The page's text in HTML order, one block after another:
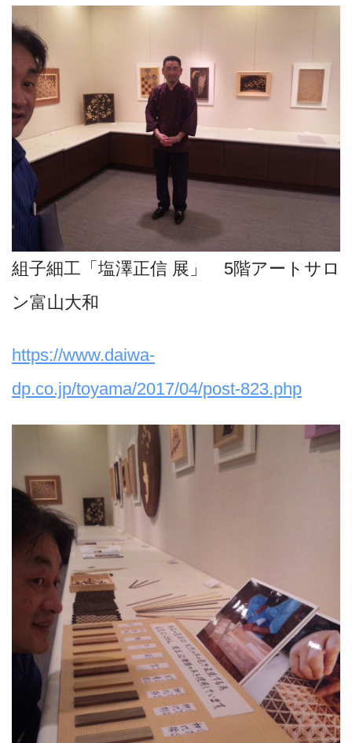
組子細工「塩澤正信 展」 5階アートサロ
ン富山大和
https://www.daiwa-
dp.co.jp/toyama/2017/04/post-823.php